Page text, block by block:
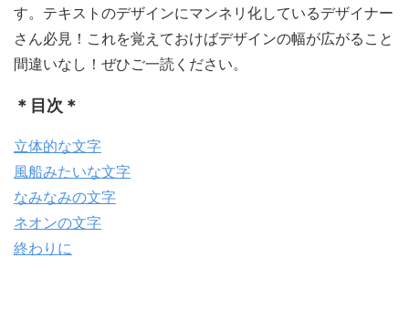
す。テキストのデザインにマンネリ化しているデザイナー
さん必見！これを覚えておけばデザインの幅が広がること
間違いなし！ぜひご一読ください。
＊目次＊
立体的な文字
風船みたいな文字
なみなみの文字
ネオンの文字
終わりに